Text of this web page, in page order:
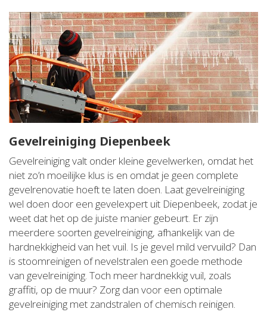
Gevelreiniging Diepenbeek
Gevelreiniging valt onder kleine gevelwerken, omdat het
niet zo’n moeilijke klus is en omdat je geen complete
gevelrenovatie hoeft te laten doen. Laat gevelreiniging
wel doen door een gevelexpert uit Diepenbeek, zodat je
weet dat het op de juiste manier gebeurt. Er zijn
meerdere soorten gevelreiniging, afhankelijk van de
hardnekkigheid van het vuil. Is je gevel mild vervuild? Dan
is stoomreinigen of nevelstralen een goede methode
van gevelreiniging. Toch meer hardnekkig vuil, zoals
graffiti, op de muur? Zorg dan voor een optimale
gevelreiniging met zandstralen of chemisch reinigen.